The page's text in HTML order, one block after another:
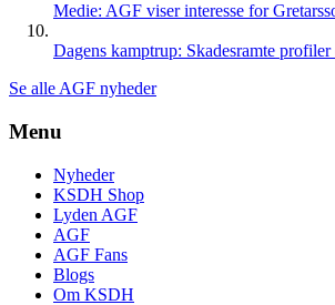
Medie: AGF viser interesse for
Dagens kamptrup: Skadesramte profiler
Se alle AGF nyheder
Menu
Nyheder
KSDH Shop
Lyden AGF
AGF
AGF Fans
Blogs
Om KSDH